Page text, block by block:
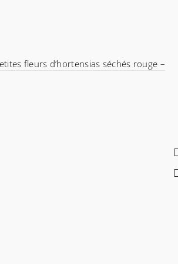
fleurs d’hortensias séchés rouge –